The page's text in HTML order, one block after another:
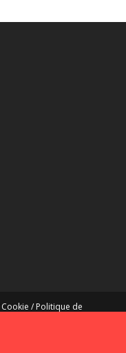
Cookie / Politique de